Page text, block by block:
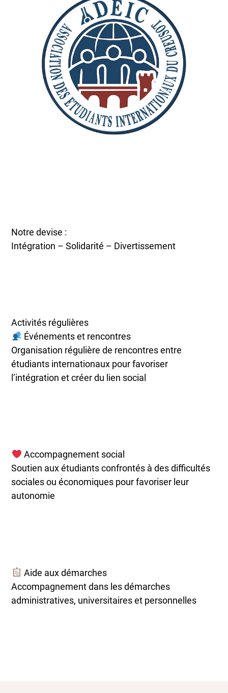
Notre devise :
Intégration – Solidarité – Divertissement
Activités régulières
Événements et rencontres
Organisation régulière de rencontres entre
étudiants internationaux pour favoriser
l’intégration et créer du lien social
Accompagnement social
Soutien aux étudiants confrontés à des difficultés
sociales ou économiques pour favoriser leur
autonomie
Aide aux démarches
Accompagnement dans les démarches
administratives, universitaires et personnelles